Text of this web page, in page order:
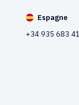
Espagne
+34 935 683